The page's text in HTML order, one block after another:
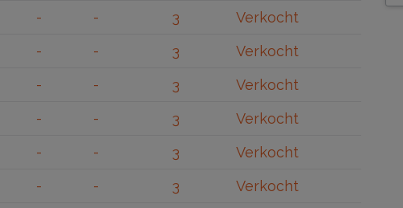
- - 3
Verkocht
- - 3
Verkocht
- - 3
Verkocht
- - 3
Verkocht
- - 3
Verkocht
- - 3
Verkocht